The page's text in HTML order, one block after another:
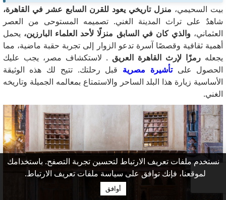
بيت السحيمي، منزل تاريخي يعود للقرن السابع عشر في القاهرة،
شاهدٌ على تراث المدينة الغني. تصميمه المستوحى من العصر
العثماني، والذي كان في السابق منزلًا لأحد العلماء البارزين، يحمل
أهمية ثقافية وقصصًا آسرة تدعو الزوار إلى تجربة حقبة ماضية، مما
يجعله رمزًا لإرث القاهرة العريق . لاستكشاف مصر، يجب عليك
الحصول علىتأشيرة مصرية قبل رحلتك. تتيح لك هذه الوثيقة
الأساسية زيارة هذا البلد الساحر والاستمتاع بمعالمه الجميلة وتاريخه
الغني.
نستخدم ملفات تعريف الارتباط لتحسين تجربة التصفح. باستخدامك
لموقعنا، فإنك توافق على سياسة ملفات تعريف الارتباط.
أوافق